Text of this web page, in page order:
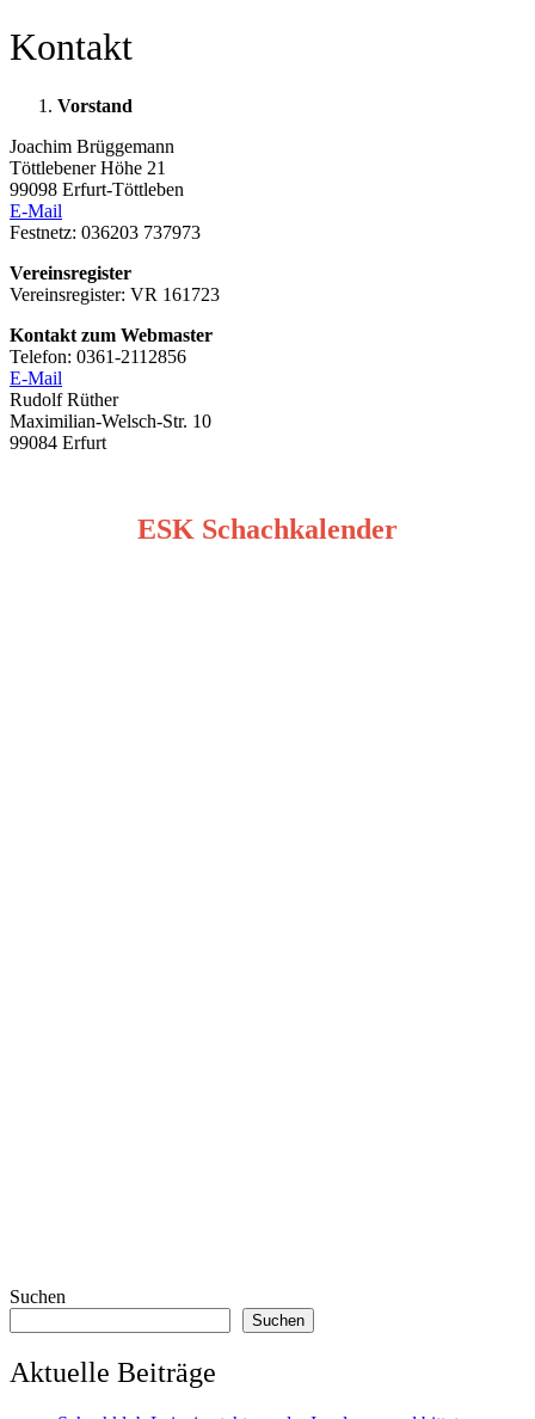
Kontakt
Vorstand
Joachim Brüggemann
Töttlebener Höhe 21
99098 Erfurt-Töttleben
E-Mail
Festnetz: 036203 737973
Vereinsregister
Vereinsregister: VR 161723
Kontakt zum Webmaster
Telefon: 0361-2112856
E-Mail
Rudolf Rüther
Maximilian-Welsch-Str. 10
99084 Erfurt
ESK Schachkalender
Suchen
Suchen
Aktuelle Beiträge